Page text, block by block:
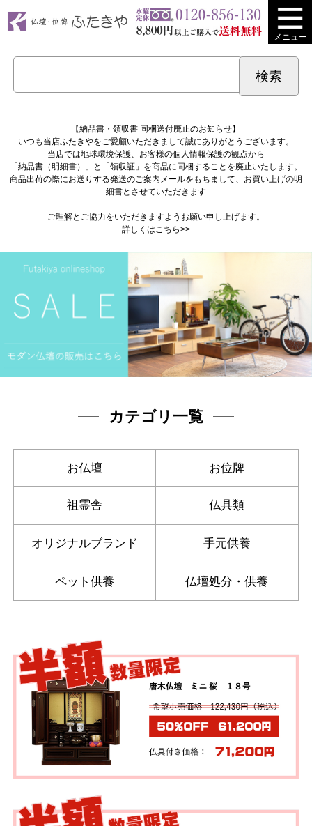
メニュー
【納品書・領収書 同梱送付廃止のお知らせ】
いつも当店ふたきやをご愛顧いただきまして誠にありがとうございます。
当店では地球環境保護、お客様の個人情報保護の観点から
「納品書（明細書）」と「領収証」を商品に同梱することを廃止いたします。
商品出荷の際にお送りする発送のご案内メールをもちまして、お買い上げの明
細書とさせていただきます
ご理解とご協力をいただきますようお願い申し上げます。
詳しくはこちら>>
カテゴリ一覧
お仏壇 お位牌
祖霊舎 仏具類
オリジナルブランド 手元供養
ペット供養 仏壇処分・供養